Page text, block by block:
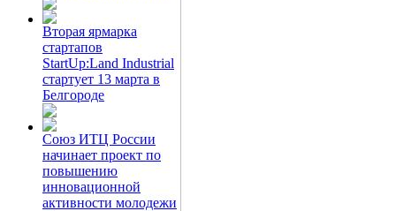
Вторая ярмарка
стартапов
StartUp:Land Industrial
стартует 13 марта в
Белгороде
Союз ИТЦ России
начинает проект по
повышению
инновационной
активности молодежи